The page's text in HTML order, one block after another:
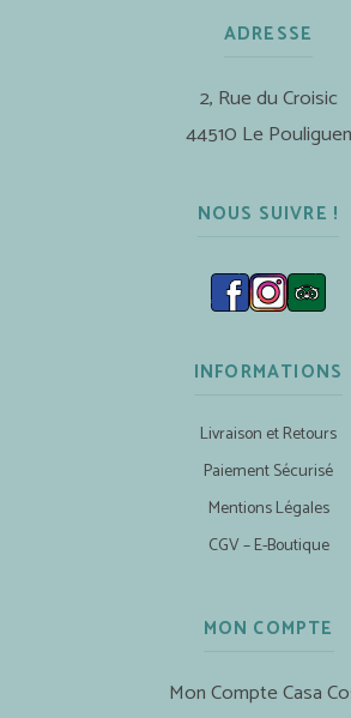
ADRESSE
2, Rue du Croisic
44510 Le Pouliguen
NOUS SUIVRE !
INFORMATIONS
Livraison et Retours
Paiement Sécurisé
Mentions Légales
CGV – E-Boutique
MON COMPTE
Mon Compte Casa